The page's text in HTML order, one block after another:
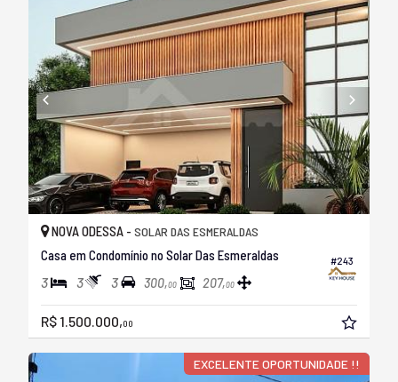
#243
NOVA ODESSA - SOLAR DAS ESMERALDAS
Casa em Condomínio no Solar Das Esmeraldas
3 3 3 300,00 207,00
R$ 1.500.000,00
EXCELENTE OPORTUNIDADE !!